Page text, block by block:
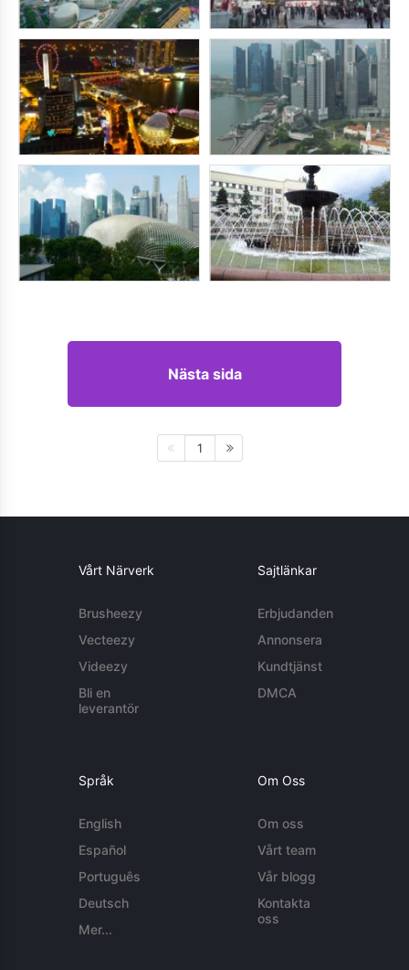
Nästa sida
1
Vårt Närverk
Brusheezy
Vecteezy
Videezy
Bli en
leverantör
Sajtlänkar
Erbjudanden
Annonsera
Kundtjänst
DMCA
Språk
English
Español
Português
Deutsch
Mer...
Om Oss
Om oss
Vårt team
Vår blogg
Kontakta
oss